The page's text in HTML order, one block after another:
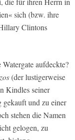
sich (bzw. ihre
Clintons
Watergate aufdeckte?
(der lustigerweise
Kindles seiner
und zu einer
stehen die Namen
gelogen, zu